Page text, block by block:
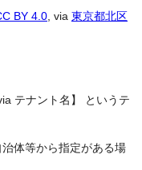
BY 4.0 , via 東京都北区
テナント名】 というテ
体等から指定がある場